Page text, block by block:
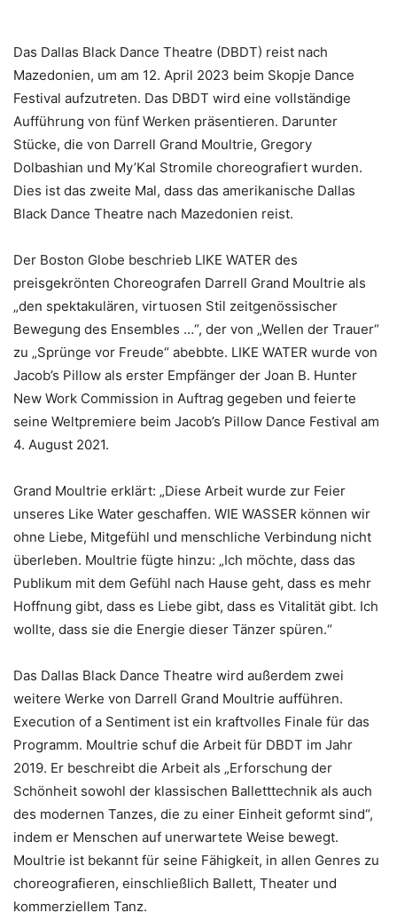
Das Dallas Black Dance Theatre (DBDT) reist nach
Mazedonien, um am 12. April 2023 beim Skopje Dance
Festival aufzutreten. Das DBDT wird eine vollständige
Aufführung von fünf Werken präsentieren. Darunter
Stücke, die von Darrell Grand Moultrie, Gregory
Dolbashian und My’Kal Stromile choreografiert wurden.
Dies ist das zweite Mal, dass das amerikanische Dallas
Black Dance Theatre nach Mazedonien reist.
Der Boston Globe beschrieb LIKE WATER des
preisgekrönten Choreografen Darrell Grand Moultrie als
„den spektakulären, virtuosen Stil zeitgenössischer
Bewegung des Ensembles …“, der von „Wellen der Trauer“
zu „Sprünge vor Freude“ abebbte. LIKE WATER wurde von
Jacob’s Pillow als erster Empfänger der Joan B. Hunter
New Work Commission in Auftrag gegeben und feierte
seine Weltpremiere beim Jacob’s Pillow Dance Festival am
4. August 2021.
Grand Moultrie erklärt: „Diese Arbeit wurde zur Feier
unseres Like Water geschaffen. WIE WASSER können wir
ohne Liebe, Mitgefühl und menschliche Verbindung nicht
überleben. Moultrie fügte hinzu: „Ich möchte, dass das
Publikum mit dem Gefühl nach Hause geht, dass es mehr
Hoffnung gibt, dass es Liebe gibt, dass es Vitalität gibt. Ich
wollte, dass sie die Energie dieser Tänzer spüren.“
Das Dallas Black Dance Theatre wird außerdem zwei
weitere Werke von Darrell Grand Moultrie aufführen.
Execution of a Sentiment ist ein kraftvolles Finale für das
Programm. Moultrie schuf die Arbeit für DBDT im Jahr
2019. Er beschreibt die Arbeit als „Erforschung der
Schönheit sowohl der klassischen Balletttechnik als auch
des modernen Tanzes, die zu einer Einheit geformt sind“,
indem er Menschen auf unerwartete Weise bewegt.
Moultrie ist bekannt für seine Fähigkeit, in allen Genres zu
choreografieren, einschließlich Ballett, Theater und
kommerziellem Tanz.